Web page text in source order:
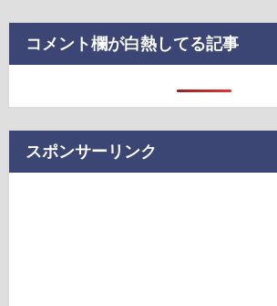
コメント欄が白熱してる記事
スポンサーリンク